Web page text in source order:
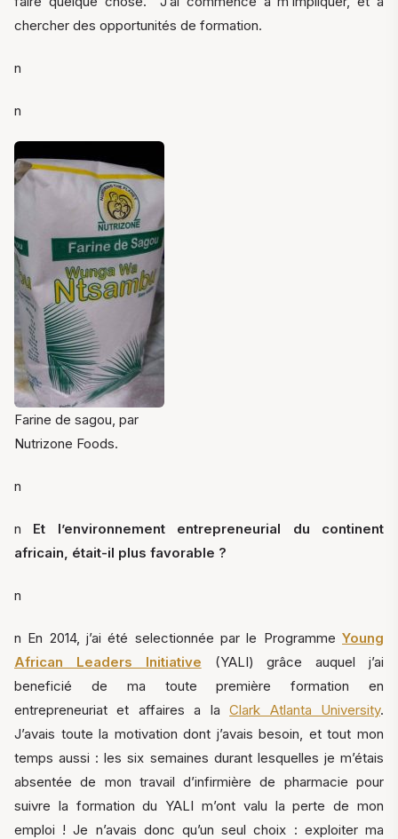
chercher des opportunités de formation.
n
n
Farine de sagou, par
Nutrizone Foods.
n
n Et l’environnement entrepreneurial du continent
africain, était-il plus favorable ?
n
n En 2014, j’ai été selectionnée par le Programme Young
African Leaders Initiative (YALI) grâce auquel j’ai
beneficié de ma toute première formation en
entrepreneuriat et affaires a laClark Atlanta University.
J’avais toute la motivation dont j’avais besoin, et tout mon
temps aussi : les six semaines durant lesquelles je m’étais
absentée de mon travail d’infirmière de pharmacie pour
suivre la formation du YALI m’ont valu la perte de mon
emploi ! Je n’avais donc qu’un seul choix : exploiter ma